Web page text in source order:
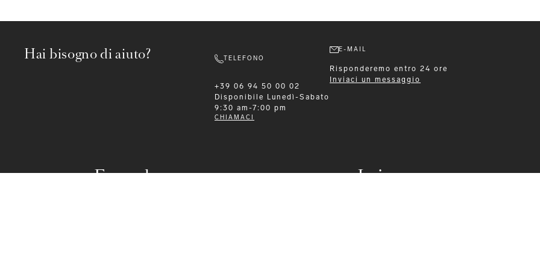
Formalwear Leisurewear
Hai bisogno di aiuto? TELEFONO
+39 06 94 50 00 02
Disponibile
Lunedì-Sabato
9:30 am-7:00 pm
CHIAMACI
E-MAIL
Risponderemo entro 24 ore
Inviaci un messaggio